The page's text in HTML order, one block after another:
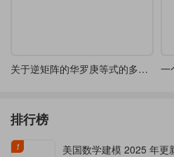
关于逆矩阵的华罗庚等式的多种解法 一
排行榜
1 美国数学建模 2025 年更